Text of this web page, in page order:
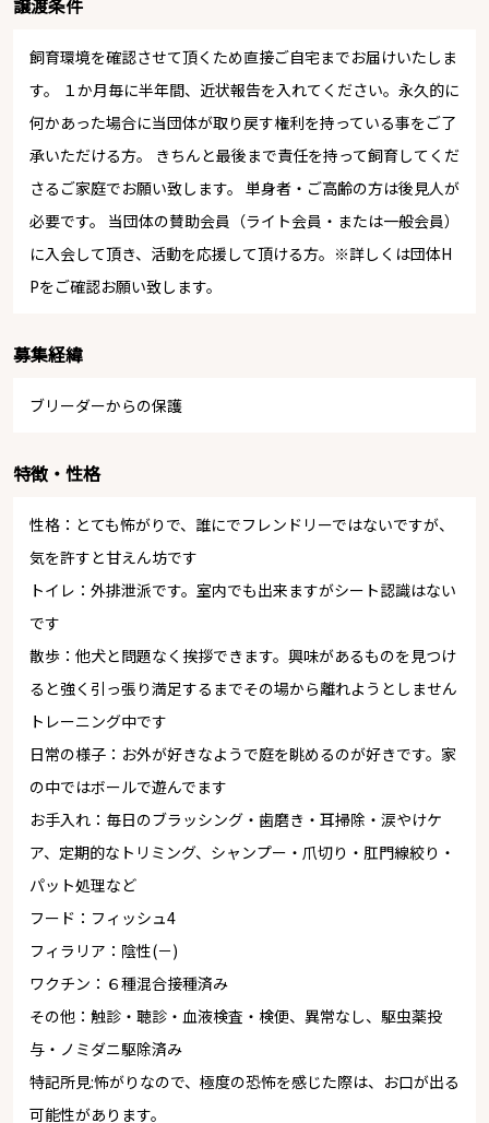
譲渡条件
飼育環境を確認させて頂くため直接ご自宅までお届けいたしま
す。 １か月毎に半年間、近状報告を入れてください。永久的に
何かあった場合に当団体が取り戻す権利を持っている事をご了
承いただける方。 きちんと最後まで責任を持って飼育してくだ
さるご家庭でお願い致します。 単身者・ご高齢の方は後見人が
必要です。 当団体の賛助会員（ライト会員・または一般会員）
に入会して頂き、活動を応援して頂ける方。※詳しくは団体H
Pをご確認お願い致します。
募集経緯
ブリーダーからの保護
特徴・性格
性格：とても怖がりで、誰にでフレンドリーではないですが、
気を許すと甘えん坊です
トイレ：外排泄派です。室内でも出来ますがシート認識はない
です
散歩：他犬と問題なく挨拶できます。興味があるものを見つけ
ると強く引っ張り満足するまでその場から離れようとしません
トレーニング中です
日常の様子：お外が好きなようで庭を眺めるのが好きです。家
の中ではボールで遊んでます
お手入れ：毎日のブラッシング・歯磨き・耳掃除・涙やけケ
ア、定期的なトリミング、シャンプー・爪切り・肛門線絞り・
パット処理など
フード：フィッシュ4
フィラリア：陰性(－)
ワクチン：６種混合接種済み
その他：触診・聴診・血液検査・検便、異常なし、駆虫薬投
与・ノミダニ駆除済み
特記所見:怖がりなので、極度の恐怖を感じた際は、お口が出る
可能性があります。